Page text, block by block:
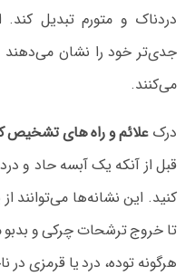
دردناک و متورم تبدیل
جدی‌تر خود را نشان می‌دهند
می‌کنند.
درک علائم و راه های
قبل از آنکه یک آبسه حاد و
کنید. این نشانه‌ها
تا خروج ترشحات چرکی و بدبو
هرگونه توده، درد یا قرمزی در